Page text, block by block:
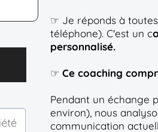
☞ Je réponds à
téléphone). C'est un c
personnalisé.
☞ Ce coaching
Pendant un échange
environ), nous
communication